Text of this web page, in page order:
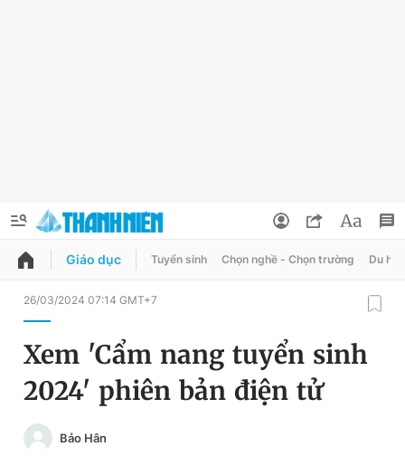
QUẢNG CÁO ĐẶT BÁO
Chuyên mục
Chuyên mục khác
Đổi mật khẩu
Tin đã lưu
Tin đã xem
Giáo dục Tuyển sinh Chọn nghề - Chọn trường Du học
26/03/2024 07:14 GMT+7
Xem 'Cẩm nang tuyển sinh
2024' phiên bản điện tử
Bảo Hân